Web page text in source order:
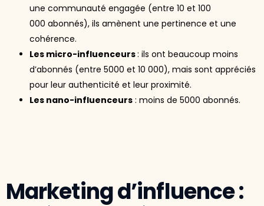
une communauté engagée (entre 10 et 100
000 abonnés), ils amènent une pertinence et une
cohérence.
Les micro-influenceurs: ils ont beaucoup moins
d’abonnés (entre 5000 et 10 000), mais sont appréciés
pour leur authenticité et leur proximité.
Les nano-influenceurs : moins de 5000 abonnés.
Marketing d’influence :